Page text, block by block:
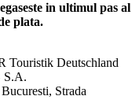
in ultimul pas al
plata.
Touristik Deutschland
S.A.
Strada